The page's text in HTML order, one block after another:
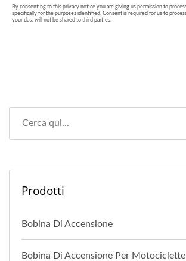
Prodotti
Bobina Di Accensione
Bobina Di Accensione Per Motociclette